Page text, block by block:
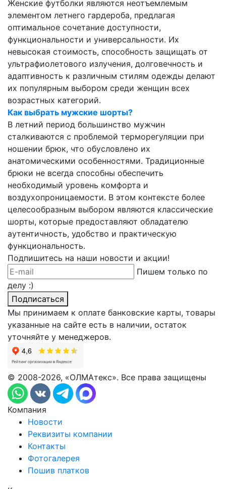
Женские футболки являются неотъемлемым
элементом летнего гардероба, предлагая
оптимальное сочетание доступности,
функциональности и универсальности. Их
невысокая стоимость, способность защищать от
ультрафиолетового излучения, долговечность и
адаптивность к различным стилям одежды делают
их популярным выбором среди женщин всех
возрастных категорий.
Как выбрать мужские шорты?
В летний период большинство мужчин
сталкиваются с проблемой терморегуляции при
ношении брюк, что обусловлено их
анатомическими особенностями. Традиционные
брюки не всегда способны обеспечить
необходимый уровень комфорта и
воздухопроницаемости. В этом контексте более
целесообразным выбором являются классические
шорты, которые предоставляют обладателю
аутентичность, удобство и практическую
функциональность.
Подпишитесь на наши новости и акции!
Пишем только по
делу :)
Подписаться
Мы принимаем к оплате банковские карты, товары
указанные на сайте есть в наличии, остаток
уточняйте у менеджеров.
© 2008-2026, «ОЛМАтекс». Все права защищены
Компания
Новости
Реквизиты компании
Контакты
Фотогалерея
Пошив платков